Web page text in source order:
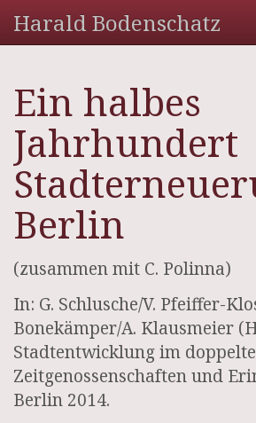
Harald Bodenschatz
Ein halbes
Jahrhundert
Berlin
(zusammen mit C. Polinna)
In: G. Schlusche/V. Pfeiffer-
Bonekämper/A. Klausmeier
Stadtentwicklung im
Zeitgenossenschaften und
Berlin 2014.